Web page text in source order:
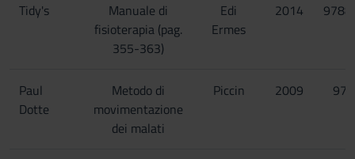
Tidy's
Manuale di
fisioterapia (pag.
355-363)
Edi
Ermes
2014
Paul
Dotte
Metodo di
movimentazione
dei malati
Piccin 2009